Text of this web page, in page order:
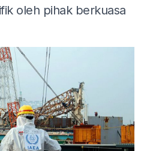
oleh pihak berkuasa